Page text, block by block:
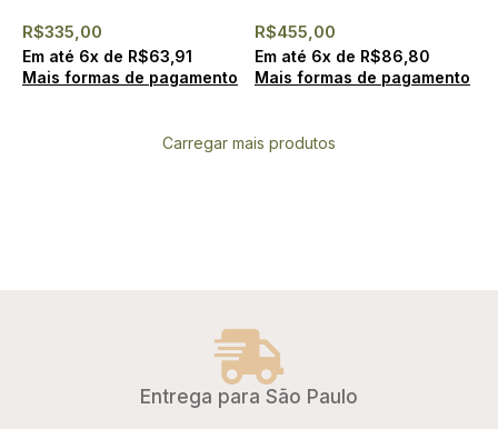
R$335,00
Em até 6x de R$63,91
Mais formas de pagamento
R$455,00
Em até 6x de R$86,80
Mais formas de pagamento
Carregar mais produtos
Entrega para São Paulo